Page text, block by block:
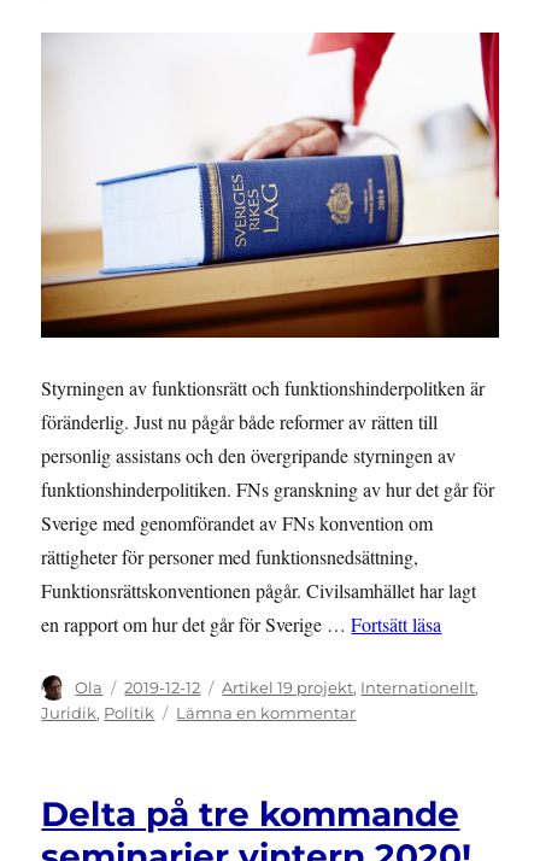
Styrningen av funktionsrätt och funktionshinderpolitken är
föränderlig. Just nu pågår både reformer av rätten till
personlig assistans och den övergripande styrningen av
funktionshinderpolitiken. FNs granskning av hur det går för
Sverige med genomförandet av FNs konvention om
rättigheter för personer med funktionsnedsättning,
Funktionsrättskonventionen pågår. Civilsamhället har lagt
en rapport om hur det går för Sverige …Fortsätt läsa
Författare
Ola
Publicerat
den
2019-12-12 Kategorier
Artikel 19 projekt, Internationellt,
Juridik, Politik Lämna en kommentartill
enat
Delta på tre kommande